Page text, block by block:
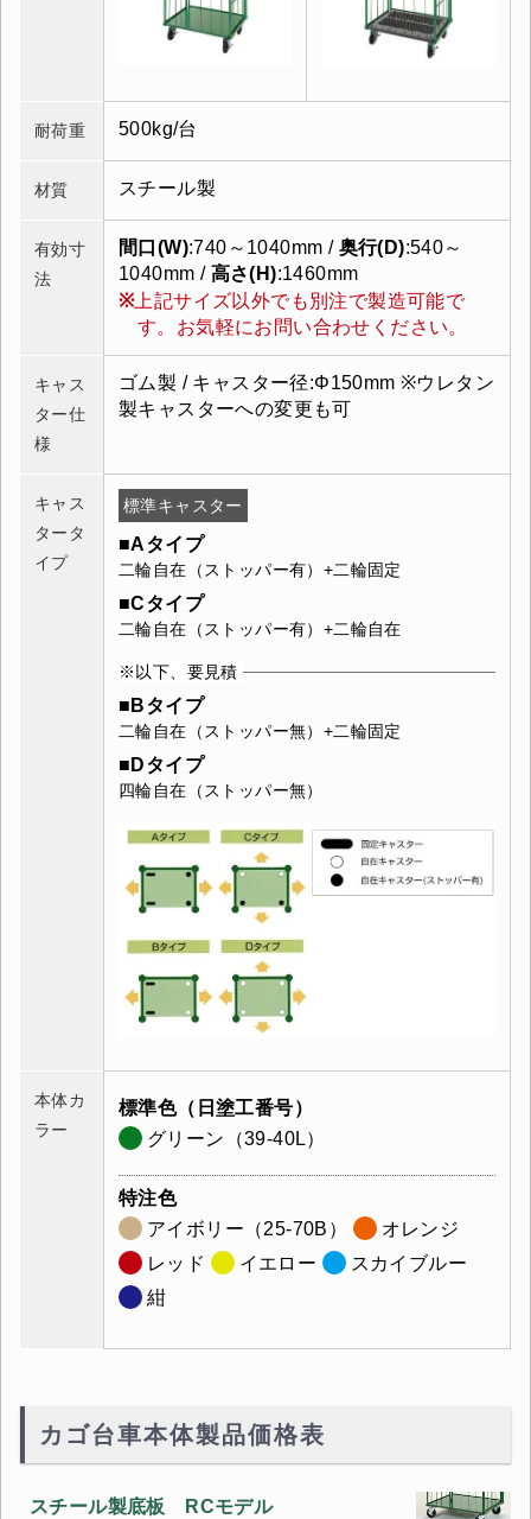
耐荷重 500kg/台
材質 スチール製
有効寸
法
間口(W):740～1040mm / 奥行(D):540～
1040mm / 高さ(H):1460mm
上記サイズ以外でも別注で製造可能で
す。お気軽にお問い合わせください。
キャス
ター仕
様
ゴム製 / キャスター径:Φ150mm ※ウレタン
製キャスターへの変更も可
キャス
タータ
イプ
標準キャスター
■Aタイプ
二輪自在（ストッパー有）+二輪固定
■Cタイプ
二輪自在（ストッパー有）+二輪自在
※以下、要見積
■Bタイプ
二輪自在（ストッパー無）+二輪固定
■Dタイプ
四輪自在（ストッパー無）
本体カ
ラー
標準色（日塗工番号）
グリーン（39-40L）
特注色
アイボリー（25-70B）
オレンジ
レッド
イエロー
スカイブルー
紺
カゴ台車本体製品価格表
スチール製底板 RCモデル